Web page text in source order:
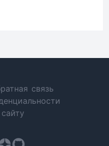
связь